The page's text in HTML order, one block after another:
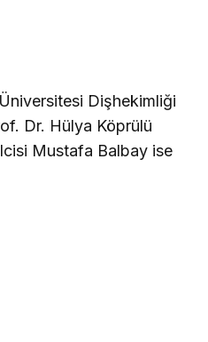
Dişhekimliği
Dr. Hülya Köprülü
Mustafa Balbay ise